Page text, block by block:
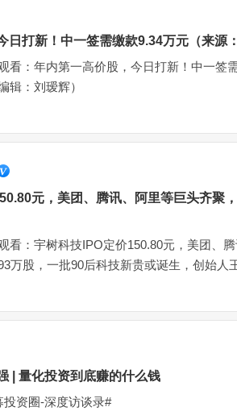
日打新！中一签需缴款9.34万元（来源
看：年内第一高价股，今日打新！中一签
辑：刘瑷辉）
元，美团、腾讯、阿里等巨头齐聚
看：宇树科技IPO定价150.80元，美团、
万股，一批90后科技新贵或诞生，创始人
| 量化投资到底赚的什么钱
投资圈-深度访谈录#